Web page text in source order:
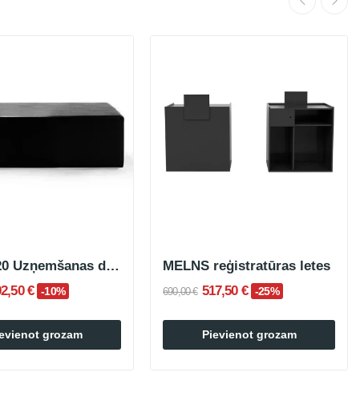
GOBI 120 Uzņemšanas dīvāns melns
€ -10%
grozam
MELNS reģistratūras letes
690,00 € 517,50 € -25%
Pievienot grozam